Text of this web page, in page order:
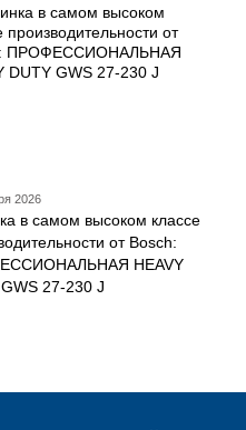
2026
в самом высоком классе
от Bosch:
HEAVY
27-230 J